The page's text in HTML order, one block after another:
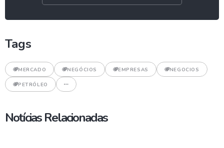
Tags
MERCADO NEGÓCIOS EMPRESAS NEGOCIOS
PETRÓLEO
Notícias Relacionadas